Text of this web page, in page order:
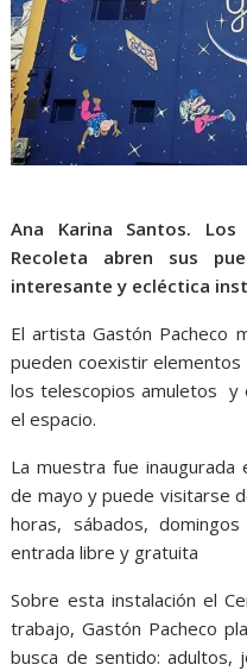
Ana Karina Santos.
Los
Recoleta abren sus
interesante y ecléctica
El artista Gastón Pacheco
pueden coexistir
los telescopios amuletos y
el espacio.
La muestra fue
de mayo y puede visitarse
horas, sábados,
entrada libre y gratuita
Sobre esta instalación el
trabajo, Gastón Pacheco
busca de sentido: adultos,